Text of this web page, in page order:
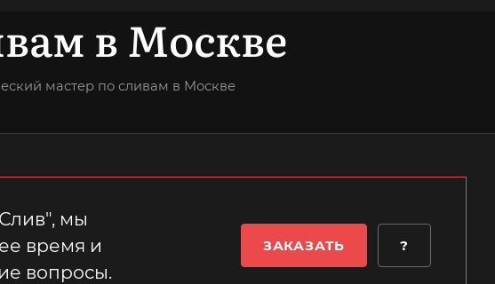
в Москве
мастер по сливам в Москве
мы
время и
вопросы.
ЗАКАЗАТЬ ?